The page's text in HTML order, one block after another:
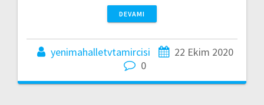
DEVAMI
yenimahalletvtamircisi
22 Ekim 2020
0